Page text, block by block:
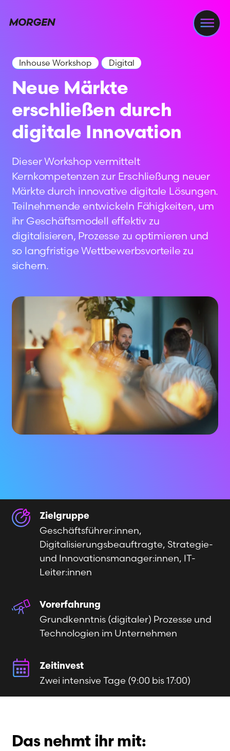
Inhouse Workshop Digital
Neue Märkte
erschließen durch
digitale Innovation
Dieser Workshop vermittelt
Kernkompetenzen zur Erschließung neuer
Märkte durch innovative digitale Lösungen.
Teilnehmende entwickeln Fähigkeiten, um
ihr Geschäftsmodell effektiv zu
digitalisieren, Prozesse zu optimieren und
so langfristige Wettbewerbsvorteile zu
sichern.
Zielgruppe
Geschäftsführer:innen,
Digitalisierungsbeauftragte, Strategie-
und Innovationsmanager:innen, IT-
Leiter:innen
Vorerfahrung
Grundkenntnis (digitaler) Prozesse und
Technologien im Unternehmen
Zeitinvest
Zwei intensive Tage (9:00 bis 17:00)
Das nehmt ihr mit: